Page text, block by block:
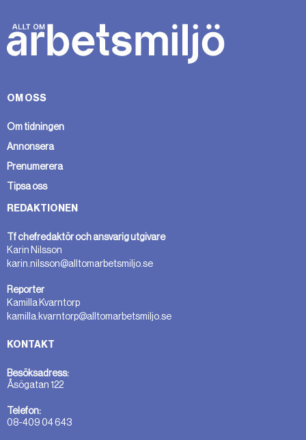
OM OSS
Om tidningen
Annonsera
Prenumerera
Tipsa oss
REDAKTIONEN
Tf chefredaktör och ansvarig utgivare
Karin Nilsson
karin.nilsson@alltomarbetsmiljo.se
Reporter
Kamilla Kvarntorp
kamilla.kvarntorp@alltomarbetsmiljo.se
KONTAKT
Besöksadress:
Åsögatan 122
Telefon:
08-409 04 643